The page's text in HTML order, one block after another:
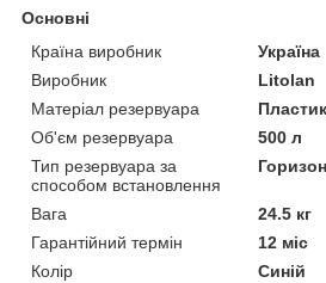
Основні
Країна виробник
Україна
Виробник
Litolan
Матеріал резервуара
Пластик
Об'єм резервуара
500 л
Тип резервуара за
способом встановлення
Вага
24.5 кг
Гарантійний термін
12 міс
Колір
Синій